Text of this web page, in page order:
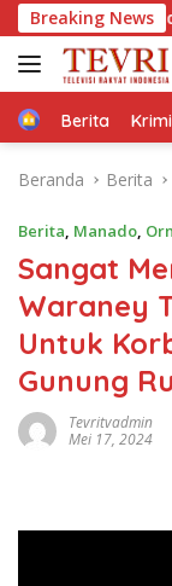
Langsung
ke
konten
Breaking News
di Depan
HomeBerita
Beranda Berita
Berita, Manado,
Sangat
Waraney
Untuk
Gunung
Tevritvadmin
Mei 17, 2024